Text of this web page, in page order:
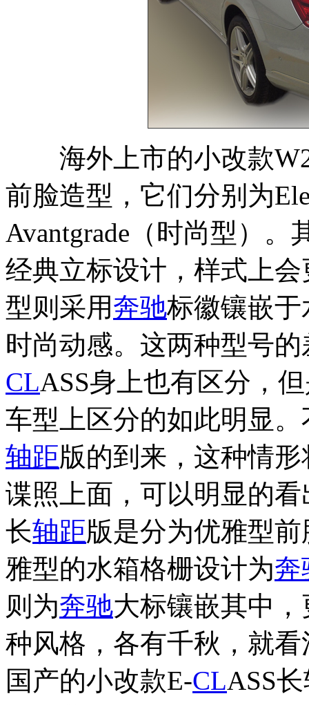
海外上市的小改款
前脸造型，它们分别为
Avantgrade（时尚型）。
经典立标设计，样式上会
型则采用奔驰标徽镶嵌
时尚动感。这两种型号
CLASS身上也有区分，
车型上区分的如此明显
轴距版的到来，这种情
谍照上面，可以明显的
长轴距版是分为优雅型
雅型的水箱格栅设计为奔
则为奔驰大标镶嵌其中
种风格，各有千秋，就
国产的小改款E-CLASS